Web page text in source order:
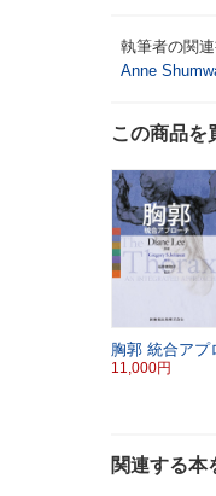
執筆者の関
Anne
この商品を
胸郭 統合アプ
11,000円
関連する本